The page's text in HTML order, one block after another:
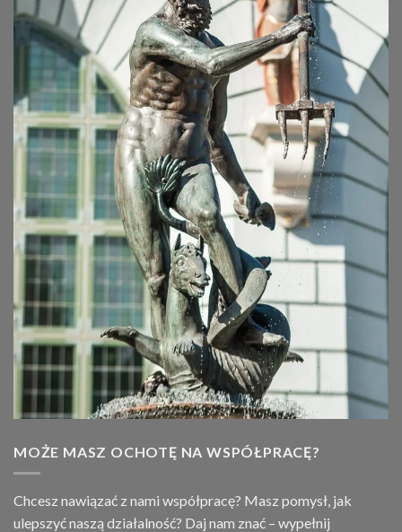
MOŻE MASZ OCHOTĘ NA WSPÓŁPRACĘ?
Chcesz nawiązać z nami współpracę? Masz pomysł, jak
ulepszyć naszą działalność? Daj nam znać – wypełnij